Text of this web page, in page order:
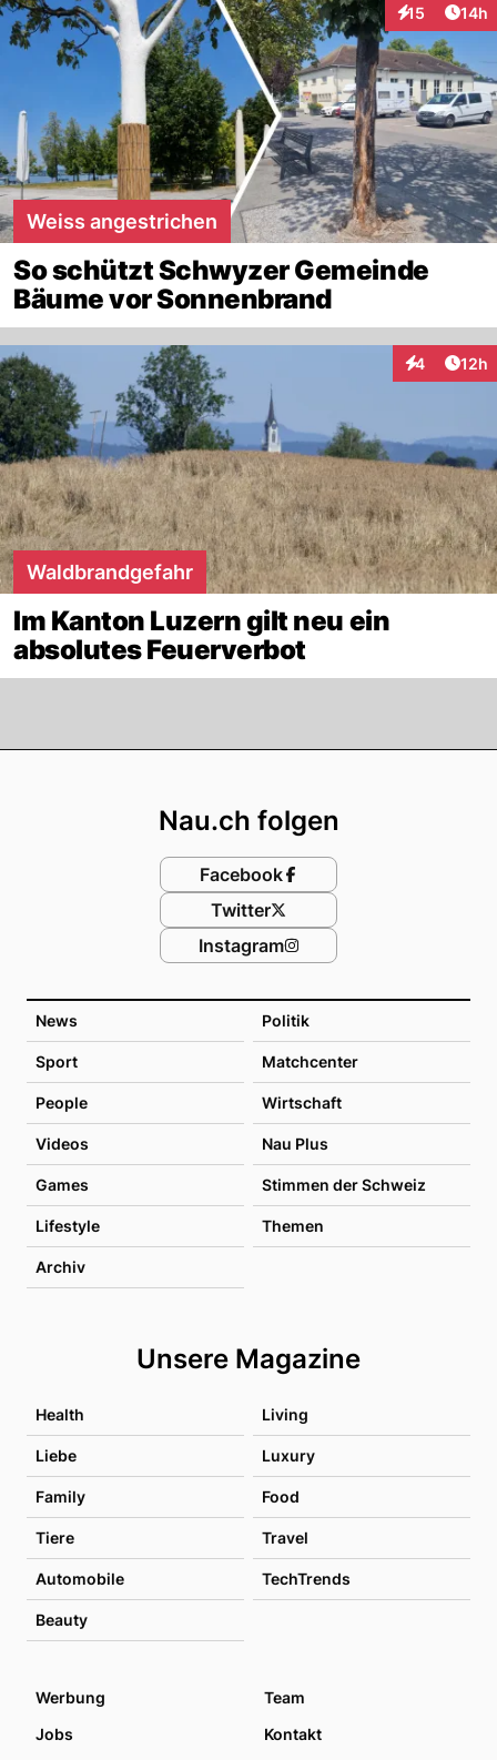
15
Interaktionen
14h
Weiss angestrichen
So schützt Schwyzer Gemeinde
Bäume vor Sonnenbrand
4
Interaktionen
12h
Waldbrandgefahr
Im Kanton Luzern gilt neu ein
absolutes Feuerverbot
News Politik
Sport Matchcenter
People Wirtschaft
Videos Nau Plus
Games Stimmen der Schweiz
Lifestyle Themen
Archiv
Unsere Magazine
Health Living
Liebe Luxury
Family Food
Tiere Travel
Automobile TechTrends
Beauty
Nau.ch folgen
Facebook
Twitter
Instagram
Werbung
Team
Jobs
Kontakt